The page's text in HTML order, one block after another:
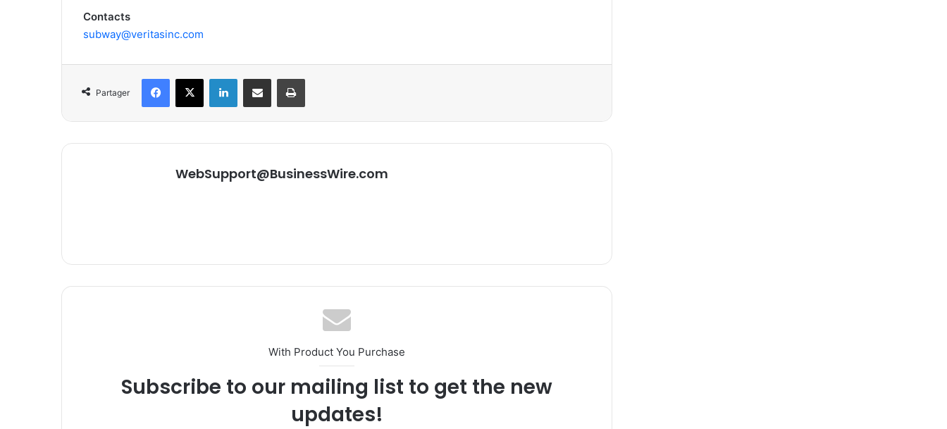
Contacts
subway@veritasinc.com
Partager
Facebook
X LinkedinPartager par email Imprimer
WebSupport@BusinessWire.com
With Product You Purchase
Subscribe to our mailing list to get the new
updates!